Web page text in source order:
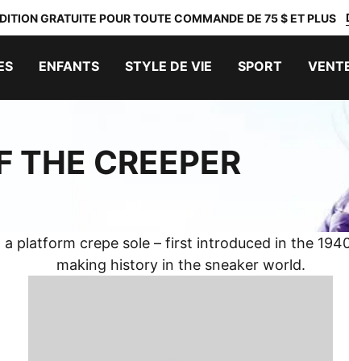
GRATUITE POUR TOUTE COMMANDE DE 75 $ ET PLUS
ENFANTS STYLE DE VIE SPORT
THE CREEPER
a platform crepe sole – first introduced in the
making history in the sneaker world.